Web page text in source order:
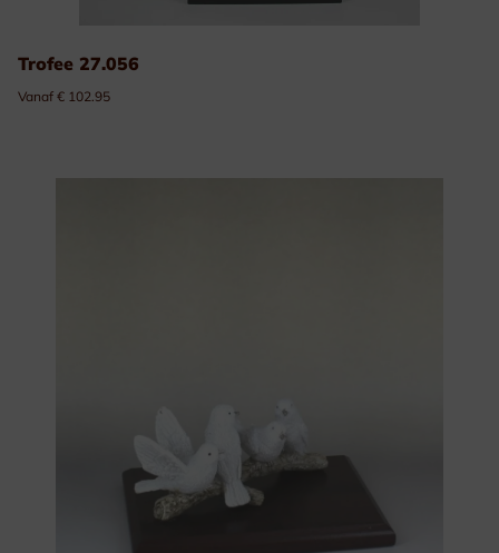
Trofee 27.056
Vanaf € 102.95